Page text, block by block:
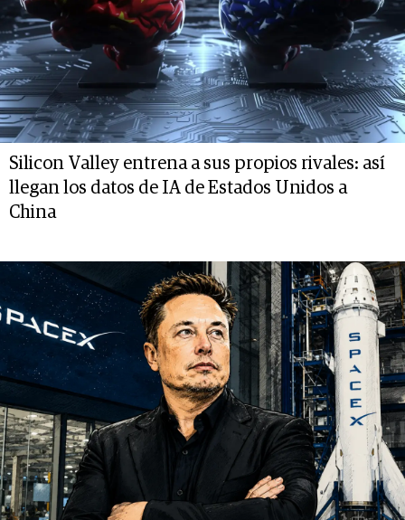
Silicon Valley entrena a sus propios rivales: así
llegan los datos de IA de Estados Unidos a
China